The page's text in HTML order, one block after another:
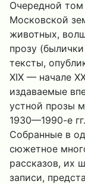
Очередной
Московской
животных,
прозу
тексты,
XIX — начале
издаваемые
устной прозы
1930—1990-е гг.
Собранные в
сюжетное
рассказов, их
записи,